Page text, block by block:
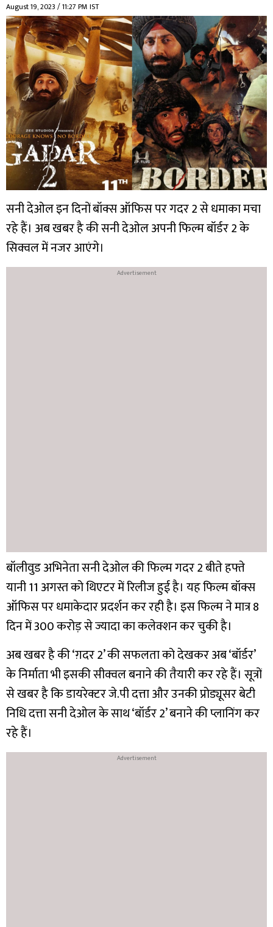
August 19, 2023 / 11:27 PM IST
सनी देओल इन दिनों बॉक्स ऑफिस पर गदर 2 से धमाका मचा
रहे हैं। अब खबर है की सनी देओल अपनी फिल्म बॉर्डर 2 के
सिक्वल में नजर आएंगे।
बॉलीवुड अभिनेता सनी देओल की फिल्म गदर 2 बीते हफ्ते
यानी 11 अगस्त को थिएटर में रिलीज हुई है। यह फिल्म बॉक्स
ऑफिस पर धमाकेदार प्रदर्शन कर रही है। इस फिल्म ने मात्र 8
दिन में 300 करोड़ से ज्यादा का कलेक्शन कर चुकी है।
अब खबर है की ‘ग़दर 2’ की सफलता को देखकर अब ‘बॉर्डर’
के निर्माता भी इसकी सीक्वल बनाने की तैयारी कर रहे हैं। सूत्रों
से खबर है कि डायरेक्टर जे.पी दत्ता और उनकी प्रोड्यूसर बेटी
निधि दत्ता सनी देओल के साथ ‘बॉर्डर 2’ बनाने की प्लानिंग कर
रहे हैं।